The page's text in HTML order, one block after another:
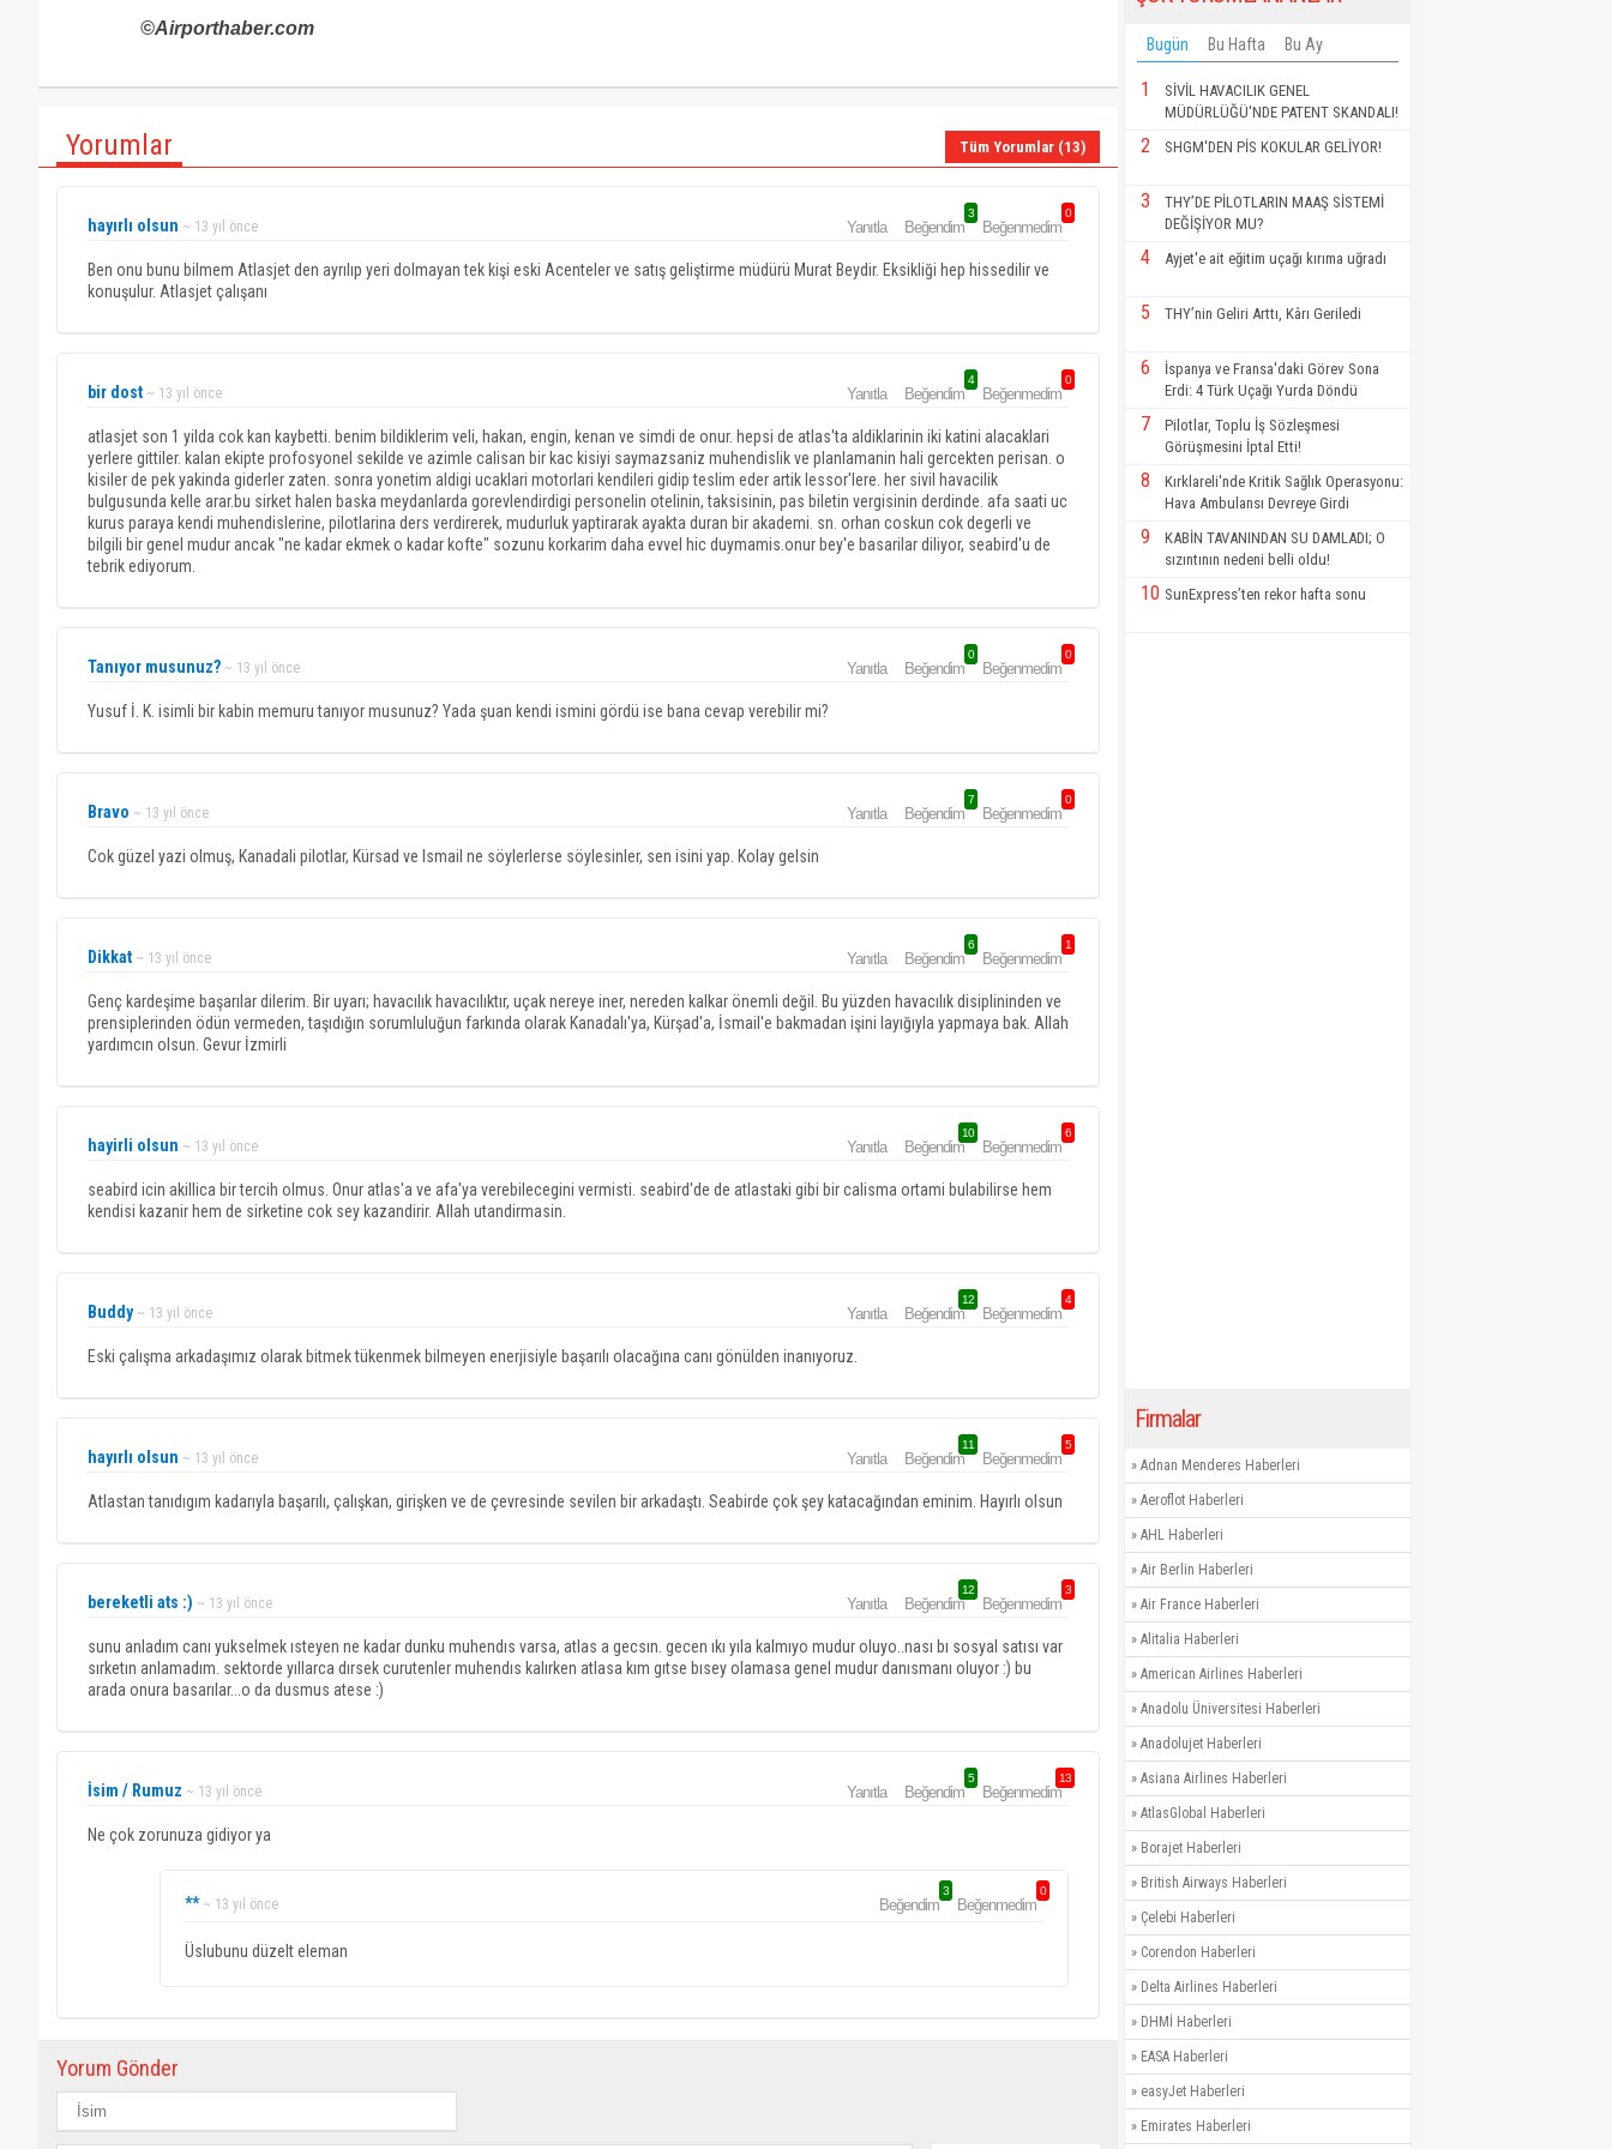
©Airporthaber.com
Yorumlar Tüm Yorumlar (13)
hayırlı olsun ~ 13 yıl önce Yanıtla Beğendim
3
Beğenmedim
0
Ben onu bunu bilmem Atlasjet den ayrılıp yeri dolmayan tek kişi eski Acenteler ve satış geliştirme müdürü Murat Beydir. Eksikliği hep hissedilir ve
konuşulur. Atlasjet çalışanı
bir dost ~ 13 yıl önce Yanıtla Beğendim
4
Beğenmedim
0
atlasjet son 1 yilda cok kan kaybetti. benim bildiklerim veli, hakan, engin, kenan ve simdi de onur. hepsi de atlas'ta aldiklarinin iki katini alacaklari
yerlere gittiler. kalan ekipte profosyonel sekilde ve azimle calisan bir kac kisiyi saymazsaniz muhendislik ve planlamanin hali gercekten perisan. o
kisiler de pek yakinda giderler zaten. sonra yonetim aldigi ucaklari motorlari kendileri gidip teslim eder artik lessor'lere. her sivil havacilik
bulgusunda kelle arar.bu sirket halen baska meydanlarda gorevlendirdigi personelin otelinin, taksisinin, pas biletin vergisinin derdinde. afa saati uc
kurus paraya kendi muhendislerine, pilotlarina ders verdirerek, mudurluk yaptirarak ayakta duran bir akademi. sn. orhan coskun cok degerli ve
bilgili bir genel mudur ancak "ne kadar ekmek o kadar kofte" sozunu korkarim daha evvel hic duymamis.onur bey'e basarilar diliyor, seabird'u de
tebrik ediyorum.
Tanıyor musunuz? ~ 13 yıl önce Yanıtla Beğendim
0
Beğenmedim
0
Yusuf İ. K. isimli bir kabin memuru tanıyor musunuz? Yada şuan kendi ismini gördü ise bana cevap verebilir mi?
Bravo ~ 13 yıl önce Yanıtla Beğendim
7
Beğenmedim
0
Cok güzel yazi olmuş, Kanadali pilotlar, Kürsad ve Ismail ne söylerlerse söylesinler, sen isini yap. Kolay gelsin
Dikkat ~ 13 yıl önce Yanıtla Beğendim
6
Beğenmedim
1
Genç kardeşime başarılar dilerim. Bir uyarı; havacılık havacılıktır, uçak nereye iner, nereden kalkar önemli değil. Bu yüzden havacılık disiplininden ve
prensiplerinden ödün vermeden, taşıdığın sorumluluğun farkında olarak Kanadalı'ya, Kürşad'a, İsmail'e bakmadan işini layığıyla yapmaya bak. Allah
yardımcın olsun. Gevur İzmirli
hayirli olsun ~ 13 yıl önce Yanıtla Beğendim
10
Beğenmedim
6
seabird icin akillica bir tercih olmus. Onur atlas'a ve afa'ya verebilecegini vermisti. seabird'de de atlastaki gibi bir calisma ortami bulabilirse hem
kendisi kazanir hem de sirketine cok sey kazandirir. Allah utandirmasin.
Buddy ~ 13 yıl önce Yanıtla Beğendim
12
Beğenmedim
4
Eski çalışma arkadaşımız olarak bitmek tükenmek bilmeyen enerjisiyle başarılı olacağına canı gönülden inanıyoruz.
hayırlı olsun ~ 13 yıl önce Yanıtla Beğendim
11
Beğenmedim
5
Atlastan tanıdıgım kadarıyla başarılı, çalışkan, girişken ve de çevresinde sevilen bir arkadaştı. Seabirde çok şey katacağından eminim. Hayırlı olsun
bereketli ats :) ~ 13 yıl önce Yanıtla Beğendim
12
Beğenmedim
3
sunu anladım canı yukselmek ısteyen ne kadar dunku muhendıs varsa, atlas a gecsın. gecen ıkı yıla kalmıyo mudur oluyo..nası bı sosyal satısı var
sırketın anlamadım. sektorde yıllarca dırsek curutenler muhendıs kalırken atlasa kım gıtse bısey olamasa genel mudur danısmanı oluyor :) bu
arada onura basarılar...o da dusmus atese :)
İsim / Rumuz ~ 13 yıl önce Yanıtla Beğendim
5
Beğenmedim
13
Ne çok zorunuza gidiyor ya
** ~ 13 yıl önce Beğendim
3
Beğenmedim
0
Üslubunu düzelt eleman
Yorum Gönder
Bugün Bu Hafta Bu Ay
1
SİVİL HAVACILIK GENEL
MÜDÜRLÜĞÜ'NDE PATENT SKANDALI!
2 SHGM'DEN PİS KOKULAR GELİYOR!
3
THY’DE PİLOTLARIN MAAŞ SİSTEMİ
DEĞİŞİYOR MU?
4 Ayjet'e ait eğitim uçağı kırıma uğradı
5 THY’nin Geliri Arttı, Kârı Geriledi
6
İspanya ve Fransa'daki Görev Sona
Erdi: 4 Türk Uçağı Yurda Döndü
7
Pilotlar, Toplu İş Sözleşmesi
Görüşmesini İptal Etti!
8
Kırklareli'nde Kritik Sağlık Operasyonu:
Hava Ambulansı Devreye Girdi
9
KABİN TAVANINDAN SU DAMLADI; O
sızıntının nedeni belli oldu!
10 SunExpress’ten rekor hafta sonu
Firmalar
» Adnan Menderes Haberleri
» Aeroflot Haberleri
» AHL Haberleri
» Air Berlin Haberleri
» Air France Haberleri
» Alitalia Haberleri
» American Airlines Haberleri
» Anadolu Üniversitesi Haberleri
» Anadolujet Haberleri
» Asiana Airlines Haberleri
» AtlasGlobal Haberleri
» Borajet Haberleri
» British Airways Haberleri
» Çelebi Haberleri
» Corendon Haberleri
» Delta Airlines Haberleri
» DHMİ Haberleri
» EASA Haberleri
» easyJet Haberleri
» Emirates Haberleri